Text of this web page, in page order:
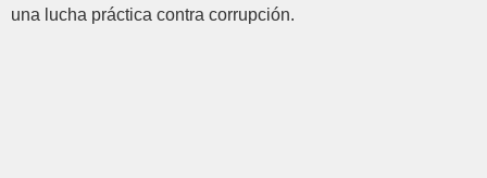
una lucha práctica contra corrupción.